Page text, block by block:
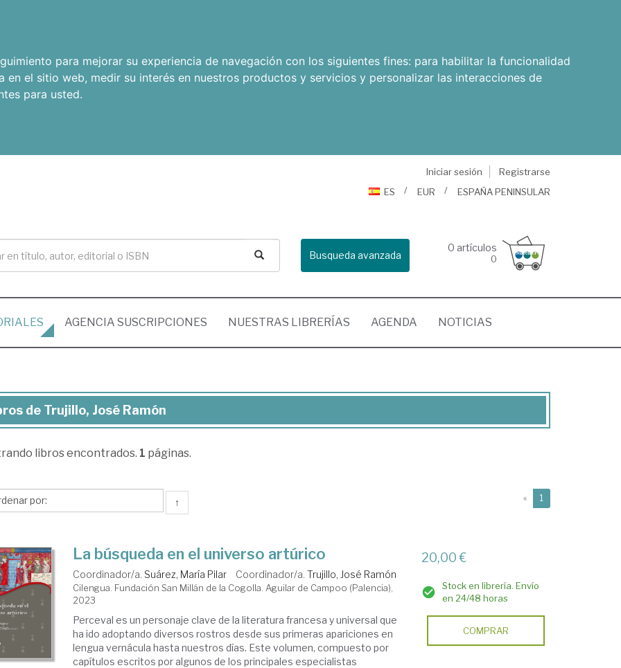
para mejorar su experiencia de navegación con los siguientes fines: para habilitar la funcionalidad
en el sitio web, medir su interés en nuestros productos y servicios y personalizar las interacciones de
para usted.
Iniciar sesión
Registrarse
ES
EUR ESPAÑA PENINSULAR
Busqueda avanzada
0 artículos
0
AGENCIA SUSCRIPCIONES NUESTRAS LIBRERÍAS AGENDA NOTICIAS
de Trujillo, José Ramón
libros encontrados. 1 páginas.
↑ « 1
La búsqueda en el universo artúrico
Coordinador/a. Suárez, María Pilar Coordinador/a.Trujillo, José Ramón
Cilengua. Fundación San Millán de la Cogolla. Aguilar de Campoo (Palencia),
2023
Perceval es un personaje clave de la literatura francesa y universal que
ha ido adoptando diversos rostros desde sus primeras apariciones en
lengua vernácula hasta nuestros días. Este volumen, compuesto por
capítulos escritos por algunos de los principales especialistas
20,00 €
Stock en librería. Envío
en 24/48 horas
COMPRAR